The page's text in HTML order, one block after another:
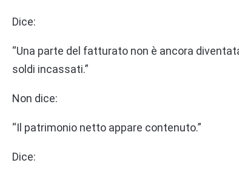
Dice:
“Una parte del fatturato non è ancora
soldi incassati.”
Non dice:
“Il patrimonio netto appare contenuto.”
Dice: